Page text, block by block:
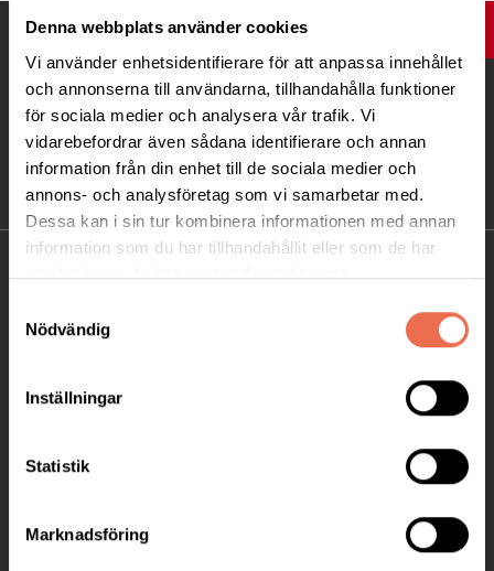
Denna webbplats använder cookies
Vi använder enhetsidentifierare för att anpassa innehållet
och annonserna till användarna, tillhandahålla funktioner
för sociala medier och analysera vår trafik. Vi
vidarebefordrar även sådana identifierare och annan
information från din enhet till de sociala medier och
annons- och analysföretag som vi samarbetar med.
Dessa kan i sin tur kombinera informationen med annan
information som du har tillhandahållit eller som de har
samlat in när du har använt deras tjänster.
Nödvändig
Inställningar
Statistik
Marknadsföring
Besöksadress:
Box 4086